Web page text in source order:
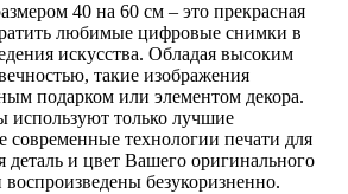
40 на 60 см – это прекрасная
любимые цифровые снимки в
искусства. Обладая высоким
такие изображения
подарком или элементом декора.
используют только лучшие
современные технологии печати для
деталь и цвет Вашего оригинального
безукоризненно.